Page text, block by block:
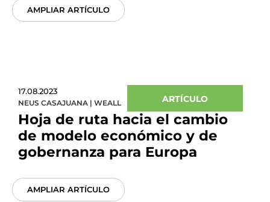
AMPLIAR ARTÍCULO
17.08.2023
NEUS CASAJUANA | WEALL ARTÍCULO
Hoja de ruta hacia el cambio
de modelo económico y de
gobernanza para Europa
AMPLIAR ARTÍCULO